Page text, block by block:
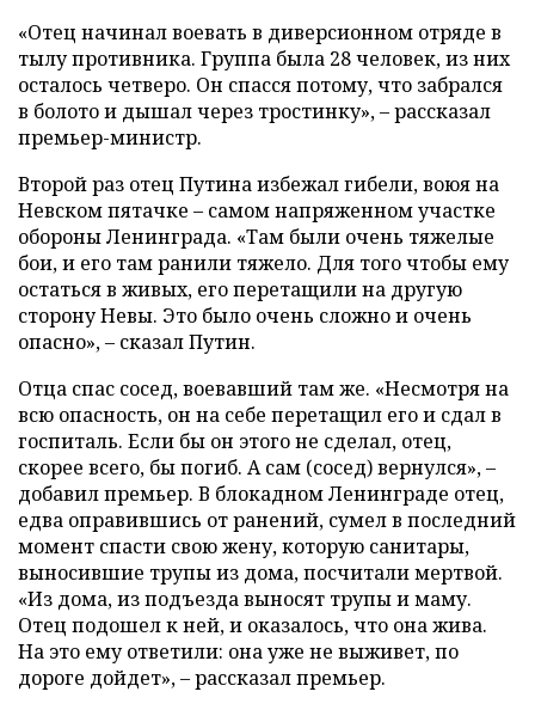
«Отец начинал воевать в диверсионном отряде в
тылу противника. Группа была 28 человек, из них
осталось четверо. Он спасся потому, что забрался
в болото и дышал через тростинку», – рассказал
премьер-министр.
Второй раз отец Путина избежал гибели, воюя на
Невском пятачке – самом напряженном участке
обороны Ленинграда. «Там были очень тяжелые
бои, и его там ранили тяжело. Для того чтобы ему
остаться в живых, его перетащили на другую
сторону Невы. Это было очень сложно и очень
опасно», – сказал Путин.
Отца спас сосед, воевавший там же. «Несмотря на
всю опасность, он на себе перетащил его и сдал в
госпиталь. Если бы он этого не сделал, отец,
скорее всего, бы погиб. А сам (сосед) вернулся», –
добавил премьер. В блокадном Ленинграде отец,
едва оправившись от ранений, сумел в последний
момент спасти свою жену, которую санитары,
выносившие трупы из дома, посчитали мертвой.
«Из дома, из подъезда выносят трупы и маму.
Отец подошел к ней, и оказалось, что она жива.
На это ему ответили: она уже не выживет, по
дороге дойдет», – рассказал премьер.